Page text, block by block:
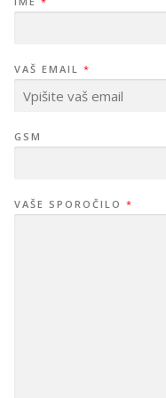
VAŠ EMAIL *
GSM
VAŠE SPOROČILO *